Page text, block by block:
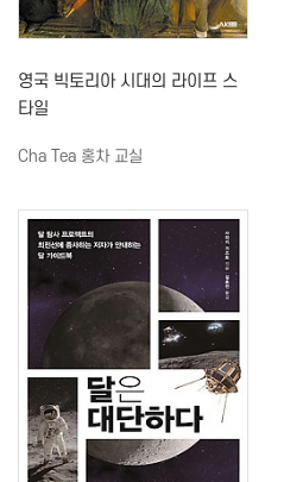
영국 빅토리아 시대의 라이프 스
타일
Cha Tea 홍차 교실